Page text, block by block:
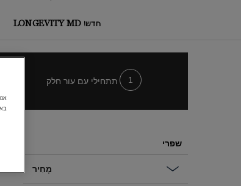
חדש! LONGEVITY MD
תתחילי עם עור חלק
שפרי
מְחִיר